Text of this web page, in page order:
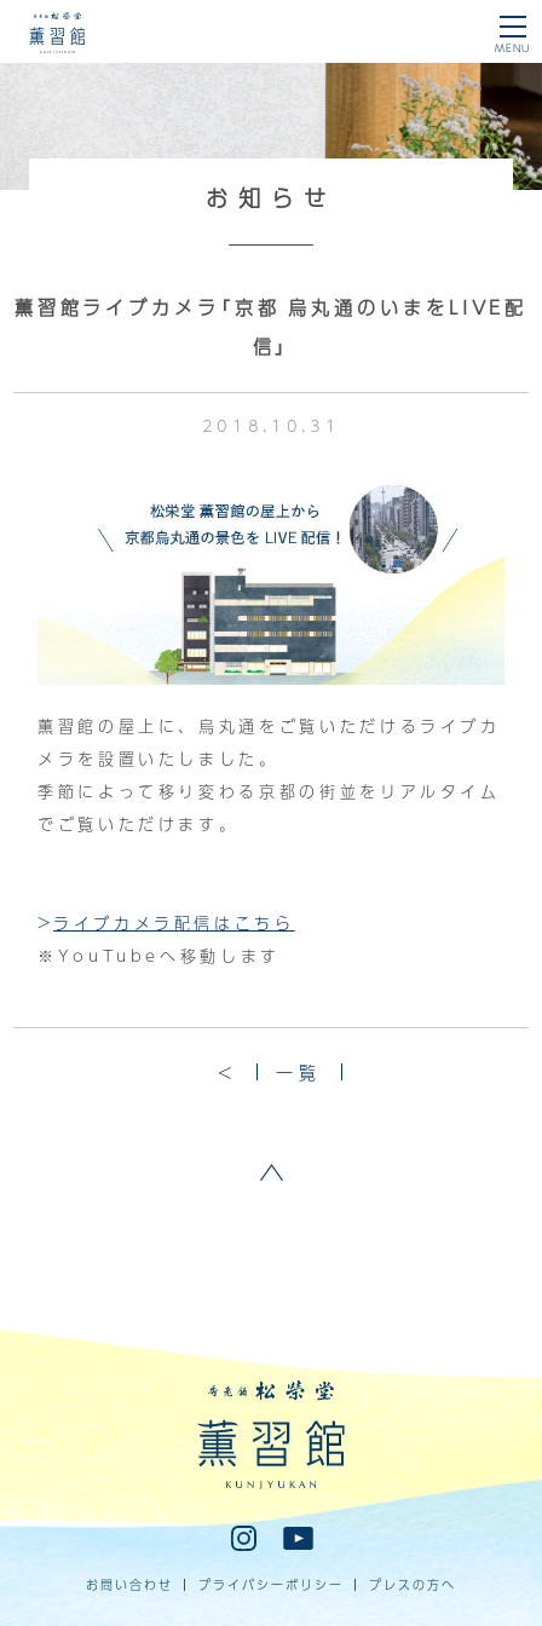
薫習館
MENU
お知らせ
薫習館ライブカメラ「京都 烏丸通のいまをLIVE配
信」
2018.10.31
薫習館の屋上に、烏丸通をご覧いただけるライブカ
メラを設置いたしました。
季節によって移り変わる京都の街並をリアルタイム
でご覧いただけます。
ライブカメラ配信はこちら
※YouTubeへ移動します
< 一覧
ページトップへ戻る
香老舗松栄堂 薫習館
Instagram
お問い合わせ プライバシーポリシー プレスの方へ